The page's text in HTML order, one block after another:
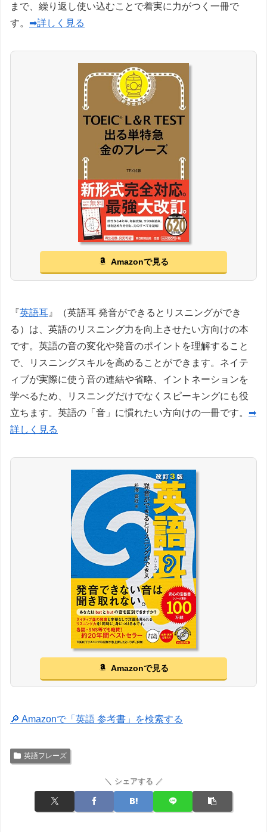
まで、繰り返し使い込むことで着実に力がつく一冊で
す。 ➡詳しく見る
Amazonで見る
『英語耳 』（英語耳 発音ができるとリスニングができ
る）は、英語のリスニング力を向上させたい方向けの本
です。英語の音の変化や発音のポイントを理解すること
で、リスニングスキルを高めることができます。ネイテ
ィブが実際に使う音の連結や省略、イントネーションを
学べるため、リスニングだけでなくスピーキングにも役
立ちます。英語の「音」に慣れたい方向けの一冊です。 ➡
詳しく見る
Amazonで見る
🔎 Amazonで「英語 参考書」を検索する
英語フレーズ
＼ シェアする ／